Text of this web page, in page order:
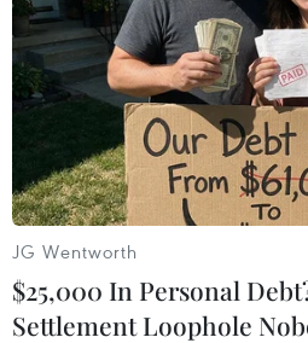
TIN LIÊN QUAN
JG Wentworth
$25,000 In Personal
Settlement Loophole